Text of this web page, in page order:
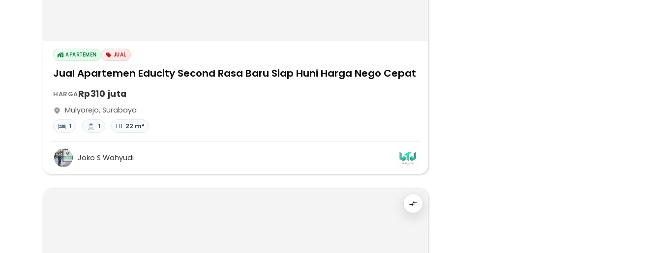
APARTEMEN JUAL
Jual Apartemen Educity Second Rasa Baru Siap Huni Harga Nego Cepat
HARGARp310 juta
Mulyorejo, Surabaya
1 1 LB: 22 m²
Joko S Wahyudi